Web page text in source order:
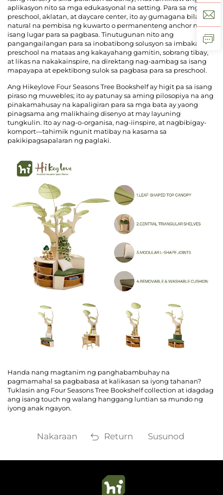
aplikasyon nito sa mga edukasyonal na setting. Para sa mga
preschool, aklatan, at daycare center, ito ay gumagana bilang
natural na pembisa ng kuwarto o permanenteng anchor ng
isang lugar para sa pagbasa. Tinutugunan nito ang
pangangailangan para sa inobatibong solusyon sa imbakan sa
preschool na mataas ang kakayahang gamitin, sobrang tibay,
at likas na nakakainspire, na direktang nag-aambag sa isang
mapayapa at epektibong sulok sa pagbasa para sa preschool.
Ang Hikeylove Four Seasons Tree Bookshelf ay higit pa sa isang
piraso ng muwebles; ito ay patunay sa aming pilosopiya na ang
pinakamahusay na kapaligiran para sa mga bata ay yaong
pinagsama ang malikhaing disenyo at may layuning
tungkulin. Ito ay nag-o-organisa, nag-iinspire, at nagbibigay-
komport—tahimik ngunit matibay na kasama sa
pakikipagsapalaran ng paglaki.
Handa nang magtanim ng panghabambuhay na
pagmamahal sa pagbabasa at kalikasan sa iyong tahanan?
Tuklasin ang Four Seasons Tree Bookshelf collection at idagdag
ang isang touch ng walang hanggang luntian sa mundo ng
iyong anak ngayon.
Nakaraan Return Susunod